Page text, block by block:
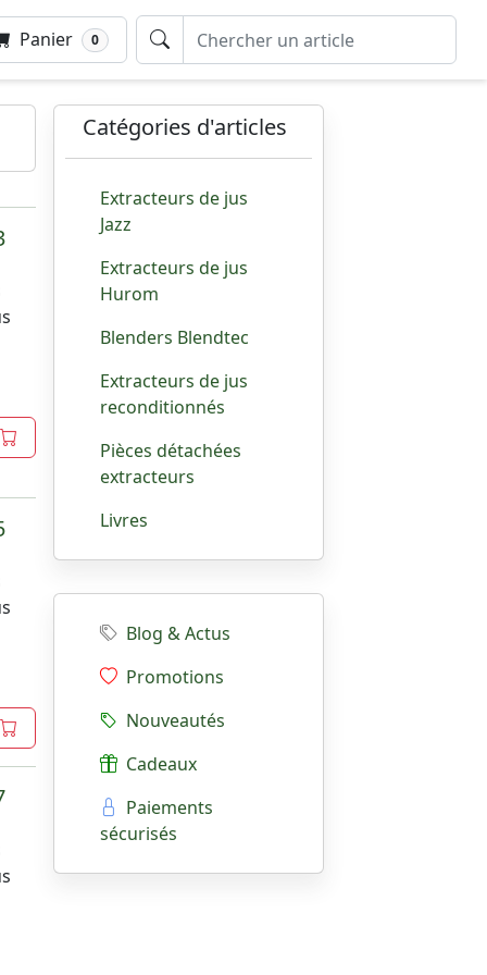
Panier 0
Catégories d'articles
Extracteurs de jus
Jazz
Extracteurs de jus
Hurom
Blenders Blendtec
Extracteurs de jus
reconditionnés
Pièces détachées
extracteurs
Livres
Blog & Actus
Promotions
Nouveautés
Cadeaux
Paiements
sécurisés